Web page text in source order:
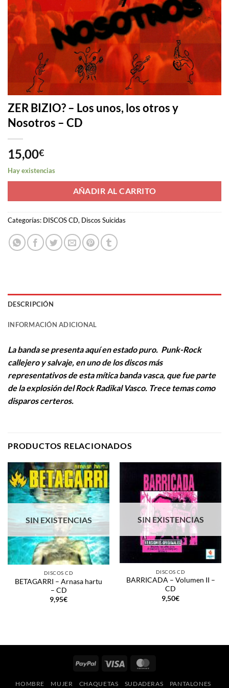
ZER BIZIO? – Los unos, los otros y
Nosotros – CD
15,00€
Hay existencias
AÑADIR AL CARRITO
Categorías: DISCOS CD, Discos Suicidas
DESCRIPCIÓN
INFORMACIÓN ADICIONAL
La banda se presenta aquí en estado puro. Punk-Rock
callejero y salvaje, en uno de los discos más
representativos de esta mítica banda vasca, que fue parte
de la explosión del Rock Radikal Vasco. Trece temas como
disparos certeros.
PRODUCTOS RELACIONADOS
SIN EXISTENCIAS
DISCOS CD
BETAGARRI – Arnasa hartu
– CD
9,95€
SIN EXISTENCIAS
DISCOS CD
BARRICADA – Volumen II –
CD
9,50€
PayPal Visa
HOMBRE MUJER CHAQUETAS SUDADERAS
PANTALONES